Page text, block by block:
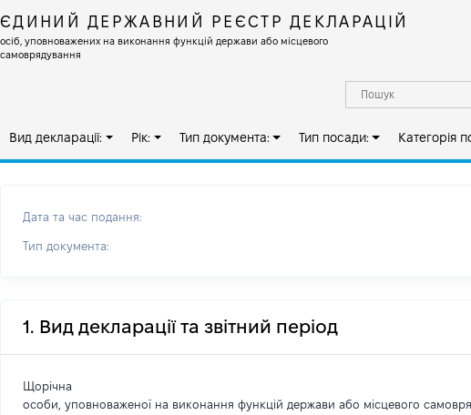
ЄДИНИЙ ДЕРЖАВНИЙ РЕЄСТР ДЕКЛАРАЦІЙ
осіб, уповноважених на виконання функцій держави або місцевого
самоврядування
Вид декларації: Рік: Тип документа: Тип посади: Категорія
Дата та час подання:
Тип документа:
1. Вид декларації та звітний період
Щорічна
особи, уповноваженої на виконання функцій держави або місцевого